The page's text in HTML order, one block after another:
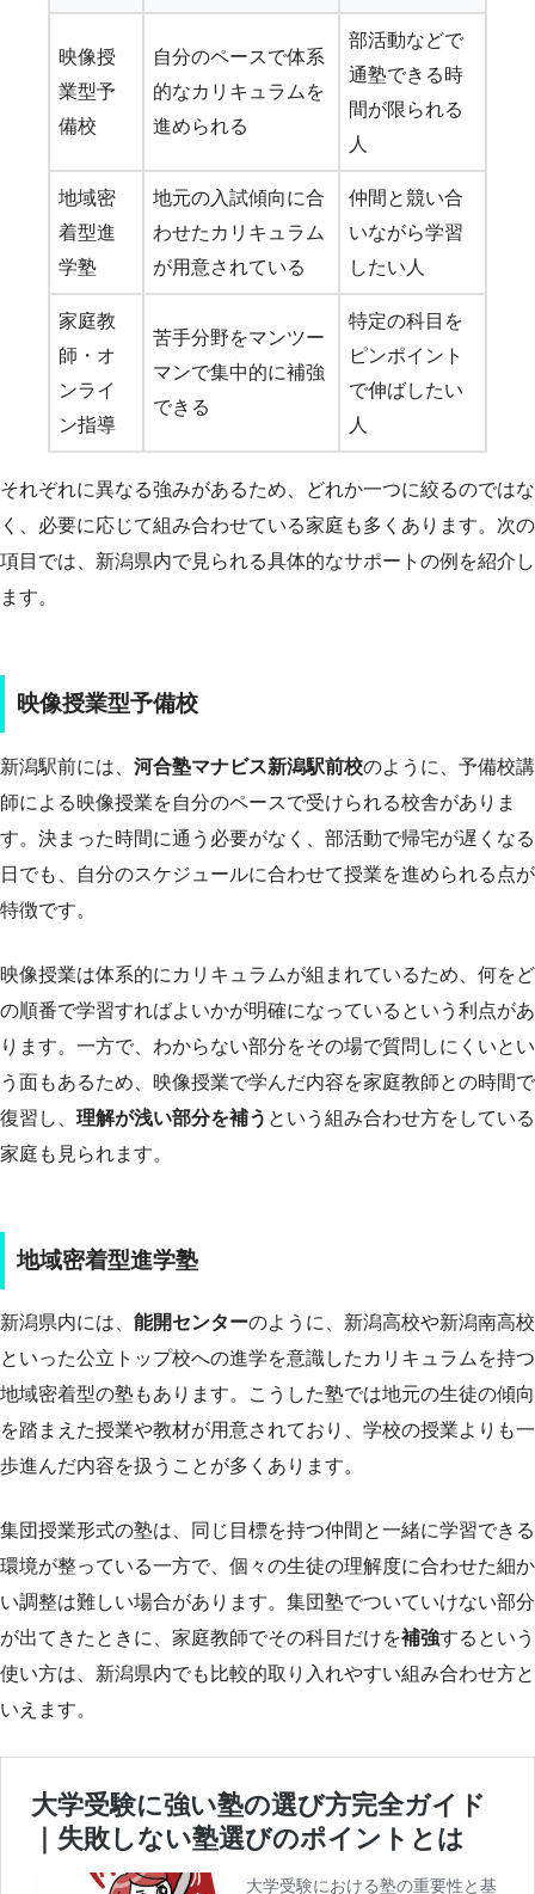
映像授
業型予
備校
自分のペースで体系
的なカリキュラムを
進められる
部活動などで
通塾できる時
間が限られる
人
地域密
着型進
学塾
地元の入試傾向に合
わせたカリキュラム
が用意されている
仲間と競い合
いながら学習
したい人
家庭教
師・オ
ンライ
ン指導
苦手分野をマンツー
マンで集中的に補強
できる
特定の科目を
ピンポイント
で伸ばしたい
人
それぞれに異なる強みがあるため、どれか一つに絞るのではな
く、必要に応じて組み合わせている家庭も多くあります。次の
項目では、新潟県内で見られる具体的なサポートの例を紹介し
ます。
映像授業型予備校
新潟駅前には、 河合塾マナビス新潟駅前校のように、予備校講
師による映像授業を自分のペースで受けられる校舎がありま
す。決まった時間に通う必要がなく、部活動で帰宅が遅くなる
日でも、自分のスケジュールに合わせて授業を進められる点が
特徴です。
映像授業は体系的にカリキュラムが組まれているため、何をど
の順番で学習すればよいかが明確になっているという利点があ
ります。一方で、わからない部分をその場で質問しにくいとい
う面もあるため、映像授業で学んだ内容を家庭教師との時間で
復習し、 理解が浅い部分を補う という組み合わせ方をしている
家庭も見られます。
地域密着型進学塾
新潟県内には、 能開センターのように、新潟高校や新潟南高校
といった公立トップ校への進学を意識したカリキュラムを持つ
地域密着型の塾もあります。こうした塾では地元の生徒の傾向
を踏まえた授業や教材が用意されており、学校の授業よりも一
歩進んだ内容を扱うことが多くあります。
集団授業形式の塾は、同じ目標を持つ仲間と一緒に学習できる
環境が整っている一方で、個々の生徒の理解度に合わせた細か
い調整は難しい場合があります。集団塾でついていけない部分
が出てきたときに、家庭教師でその科目だけを補強するという
使い方は、新潟県内でも比較的取り入れやすい組み合わせ方と
いえます。